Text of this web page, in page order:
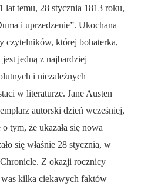
lat temu, 28 stycznia 1813 roku,
i uprzedzenie”. Ukochana
czytelników, której bohaterka,
jedną z najbardziej
i niezależnych
w literaturze. Jane Austen
autorski dzień wcześniej,
o tym, że ukazała się nowa
się właśnie 28 stycznia, w
Z okazji rocznicy
was kilka ciekawych faktów